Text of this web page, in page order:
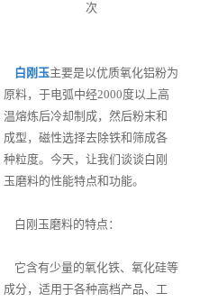
次
白刚玉主要是以优质氧化铝粉为
原料，于电弧中经2000度以上高
温熔炼后冷却制成，然后粉末和
成型，磁性选择去除铁和筛成各
种粒度。今天，让我们谈谈白刚
玉磨料的性能特点和功能。
白刚玉磨料的特点：
它含有少量的氧化铁、氧化硅等
成分，适用于各种高档产品、工